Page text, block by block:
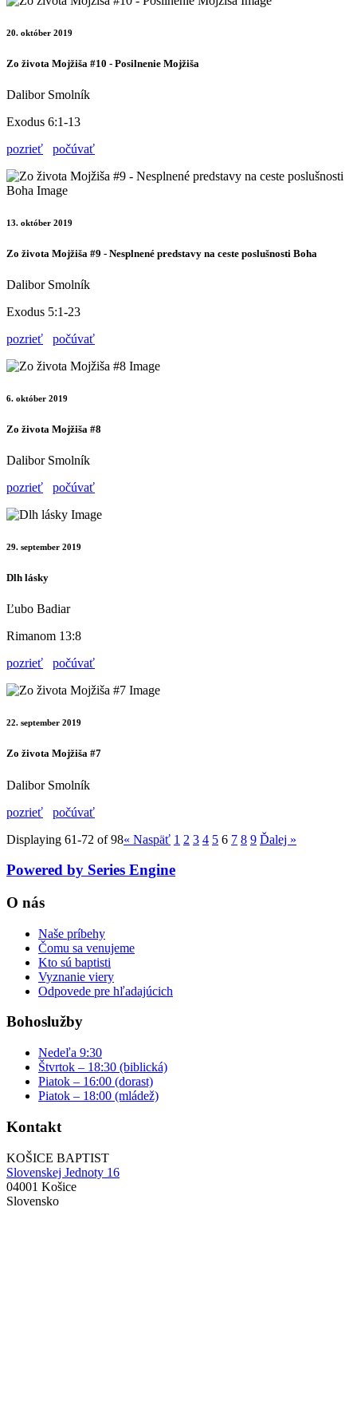
20. október 2019
Zo života Mojžiša #10 - Posilnenie Mojžiša
Dalibor Smolník
Exodus 6:1-13
pozrieť
počúvať
13. október 2019
Zo života Mojžiša #9 - Nesplnené predstavy na ceste poslušnosti Boha
Dalibor Smolník
Exodus 5:1-23
pozrieť
počúvať
6. október 2019
Zo života Mojžiša #8
Dalibor Smolník
pozrieť
počúvať
29. september 2019
Dlh lásky
Ľubo Badiar
Rimanom 13:8
pozrieť
počúvať
22. september 2019
Zo života Mojžiša #7
Dalibor Smolník
pozrieť
počúvať
Displaying 61-72 of 98« Naspäť 1 2 3 4 5 6 7 8 9 Ďalej »
Powered by Series Engine
O nás
Naše príbehy
Čomu sa venujeme
Kto sú baptisti
Vyznanie viery
Odpovede pre hľadajúcich
Bohoslužby
Nedeľa 9:30
Štvrtok – 18:30 (biblická)
Piatok – 16:00 (dorast)
Piatok – 18:00 (mládež)
Kontakt
KOŠICE BAPTIST
Slovenskej Jednoty 16
04001 Košice
Slovensko